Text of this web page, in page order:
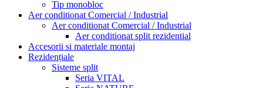
Tip monobloc
Aer conditionat Comercial / Industrial
Aer conditionat Comercial / Industrial
Aer conditionat split rezidential
Accesorii si materiale montaj
Rezidențiale
Sisteme split
Seria VITAL